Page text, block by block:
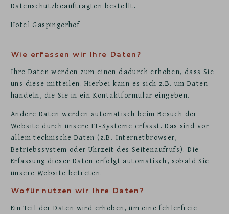
Datenschutzbeauftragten bestellt.
Hotel Gaspingerhof
Wie erfassen wir Ihre Daten?
Ihre Daten werden zum einen dadurch erhoben, dass Sie
uns diese mitteilen. Hierbei kann es sich z.B. um Daten
handeln, die Sie in ein Kontaktformular eingeben.
Andere Daten werden automatisch beim Besuch der
Website durch unsere IT-Systeme erfasst. Das sind vor
allem technische Daten (z.B. Internetbrowser,
Betriebssystem oder Uhrzeit des Seitenaufrufs). Die
Erfassung dieser Daten erfolgt automatisch, sobald Sie
unsere Website betreten.
Wofür nutzen wir Ihre Daten?
Ein Teil der Daten wird erhoben, um eine fehlerfreie